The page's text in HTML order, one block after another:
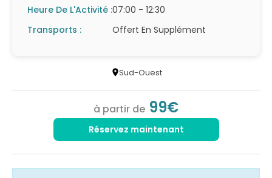
Heure De L'Activité :07:00 - 12:30
Transports :
Offert En Supplément
Sud-Ouest
à partir de 99€
Réservez maintenant